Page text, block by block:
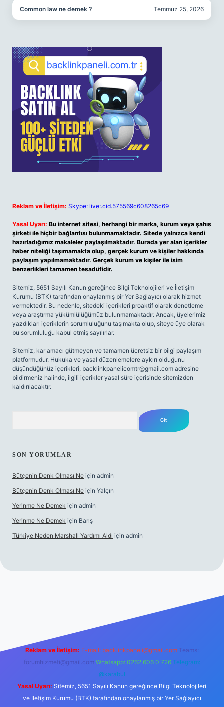
Common law ne demek ? Temmuz 25, 2026
Reklam ve İletişim: Skype: live:.cid.575569c608265c69
Yasal Uyarı: Bu internet sitesi, herhangi bir marka, kurum veya şahıs
şirketi ile hiçbir bağlantısı bulunmamaktadır. Sitede yalnızca kendi
hazırladığımız makaleler paylaşılmaktadır. Burada yer alan içerikler
haber niteliği taşımamakta olup, gerçek kurum ve kişiler hakkında
paylaşım yapılmamaktadır. Gerçek kurum ve kişiler ile isim
benzerlikleri tamamen tesadüfidir.
Sitemiz, 5651 Sayılı Kanun gereğince Bilgi Teknolojileri ve İletişim
Kurumu (BTK) tarafından onaylanmış bir Yer Sağlayıcı olarak hizmet
vermektedir. Bu nedenle, sitedeki içerikleri proaktif olarak denetleme
veya araştırma yükümlülüğümüz bulunmamaktadır. Ancak, üyelerimiz
yazdıkları içeriklerin sorumluluğunu taşımakta olup, siteye üye olarak
bu sorumluluğu kabul etmiş sayılırlar.
Sitemiz, kar amacı gütmeyen ve tamamen ücretsiz bir bilgi paylaşım
platformudur. Hukuka ve yasal düzenlemelere aykırı olduğunu
düşündüğünüz içerikleri, backlinkpanelicomtr@gmail.com adresine
bildirmeniz halinde, ilgili içerikler yasal süre içerisinde sitemizden
kaldırılacaktır.
SON YORUMLAR
Bütçenin Denk Olması Ne için admin
Bütçenin Denk Olması Ne için Yalçın
Yerinme Ne Demek için admin
Yerinme Ne Demek için Barış
Türkiye Neden Marshall Yardımı Aldı için admin
hiltonbet yeni giriş
Reklam ve İletişim: E-mail: backlinkpaneli@gmail.com Teams:
forumhizmeti@gmail.com Whatsapp: 0262 606 0 726 Telegram:
@karabul
Yasal Uyarı: Sitemiz, 5651 Sayılı Kanun gereğince Bilgi Teknolojileri
ve İletişim Kurumu (BTK) tarafından onaylanmış bir Yer Sağlayıcı